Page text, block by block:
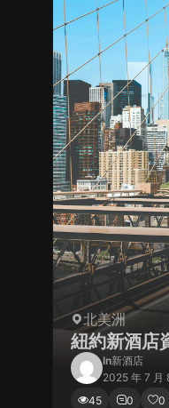
北美洲
紐約新酒店
In新酒店
2025 年 7 月
45
0 0